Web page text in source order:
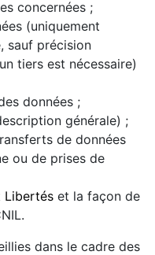
concernées ;
(uniquement
sauf précision
tiers est nécessaire)
données ;
générale) ;
de données
ou de prises de
Libertés et la façon de
dans le cadre des